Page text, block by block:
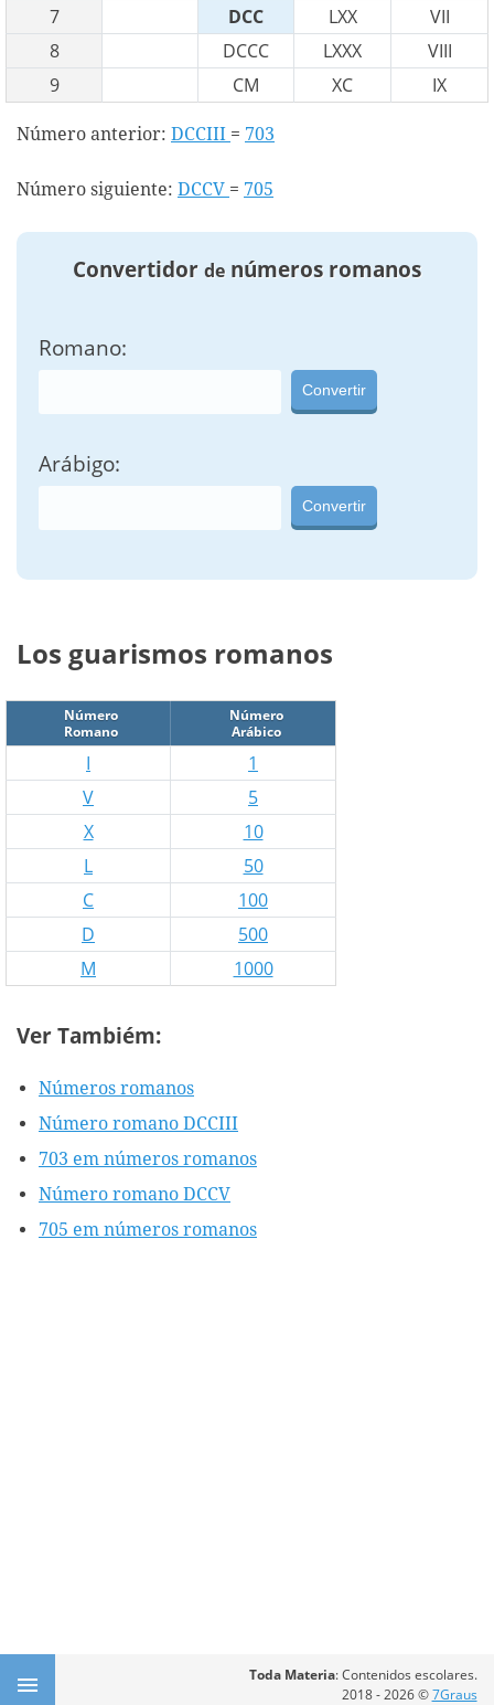
7
DCC LXX
VII
8
DCCC LXXX
VIII
9
CM XC IX
Número anterior: DCCIII = 703
Número siguiente: DCCV = 705
Convertidor de números romanos
Romano:
Convertir
Arábigo:
Convertir
Los guarismos romanos
Número
Romano
Número
Arábico
I
1
V
5
X
10
L
50
C
100
D
500
M
1000
Ver Tambiém:
Números romanos
Número romano DCCIII
703 em números romanos
Número romano DCCV
705 em números romanos
Toda Materia: Contenidos escolares.
2018 - 2026 ©7Graus